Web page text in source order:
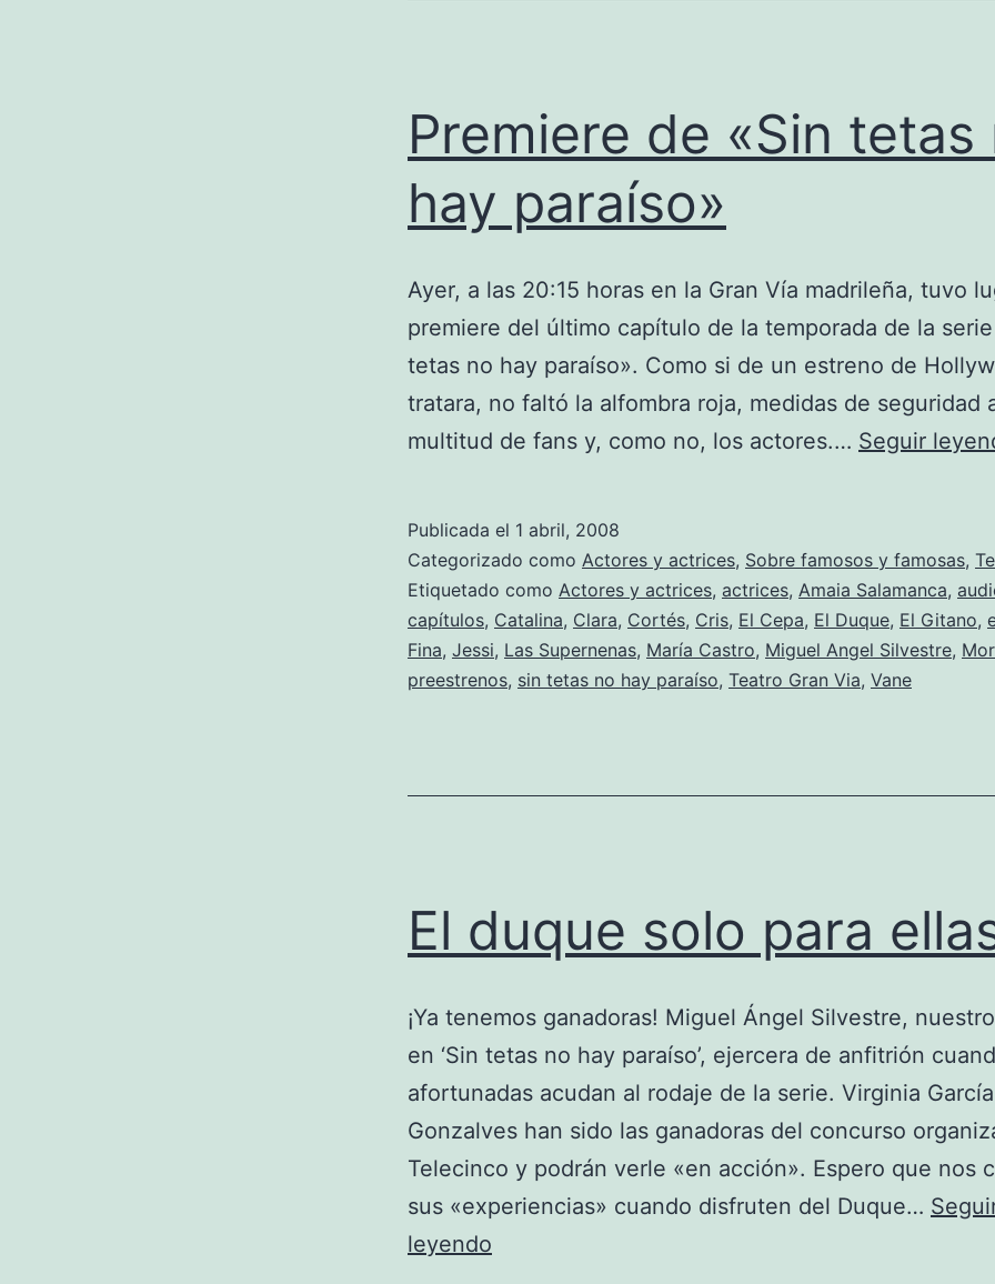
Premiere de «Sin tetas
hay paraíso»
Ayer, a las 20:15 horas en la Gran Vía madrileña, tuvo
premiere del último capítulo de la temporada de la
tetas no hay paraíso». Como si de un estreno de
tratara, no faltó la alfombra roja, medidas de seguridad
multitud de fans y, como no, los actores.… Seguir
Publicada el 1 abril, 2008
Categorizado como Actores y actrices, Sobre famosos y famosas,
Etiquetado como Actores y actrices, actrices, Amaia Salamanca,
capítulos, Catalina, Clara, Cortés, Cris, El Cepa, El Duque, El Gitano,
Fina, Jessi, Las Supernenas, María Castro, Miguel Angel Silvestre,
preestrenos, sin tetas no hay paraíso, Teatro Gran Via, Vane
El duque solo para
¡Ya tenemos ganadoras! Miguel Ángel Silvestre,
en ‘Sin tetas no hay paraíso’, ejercera de anfitrión
afortunadas acudan al rodaje de la serie. Virginia
Gonzalves han sido las ganadoras del concurso
Telecinco y podrán verle «en acción». Espero que nos
sus «experiencias» cuando disfruten del Duque…
leyendo